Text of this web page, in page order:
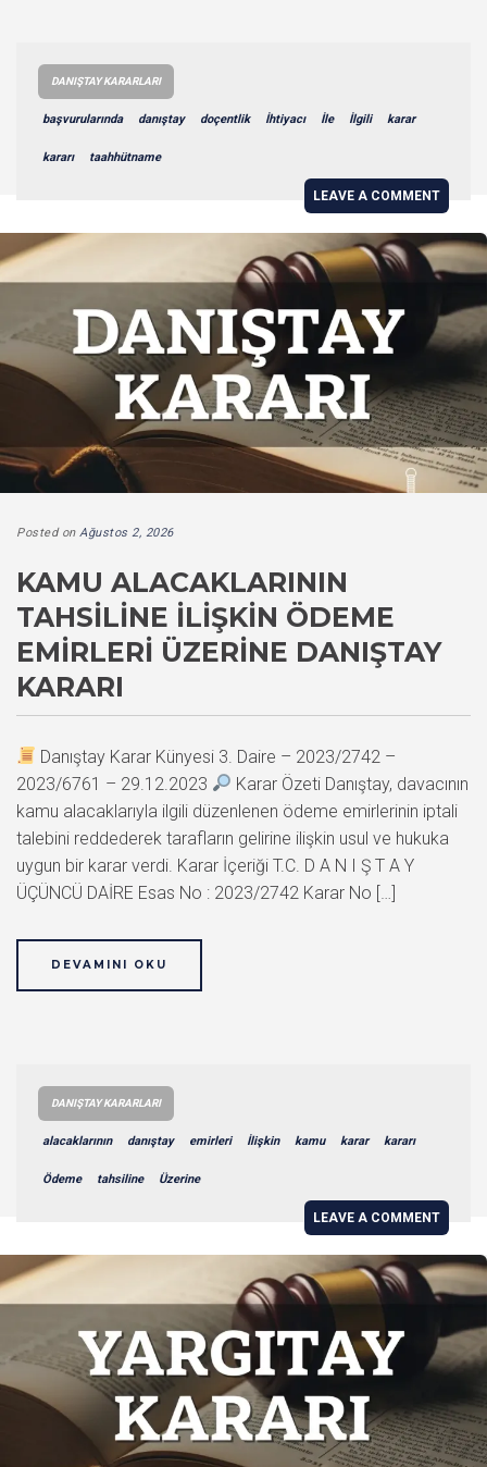
DANIŞTAY KARARLARI
başvurularında danıştay doçentlik İhtiyacı İle İlgili karar
kararı taahhütname
LEAVE A COMMENT
Posted on Ağustos 2, 2026
KAMU ALACAKLARININ
TAHSILINE İLIŞKIN ÖDEME
EMIRLERI ÜZERINE DANIŞTAY
KARARI
Danıştay Karar Künyesi 3. Daire – 2023/2742 –
2023/6761 – 29.12.2023
Karar Özeti Danıştay, davacının
kamu alacaklarıyla ilgili düzenlenen ödeme emirlerinin iptali
talebini reddederek tarafların gelirine ilişkin usul ve hukuka
uygun bir karar verdi. Karar İçeriği T.C. D A N I Ş T A Y
ÜÇÜNCÜ DAİRE Esas No : 2023/2742 Karar No […]
DEVAMINI OKU
DANIŞTAY KARARLARI
alacaklarının danıştay emirleri İlişkin kamu karar kararı
Ödeme tahsiline Üzerine
LEAVE A COMMENT